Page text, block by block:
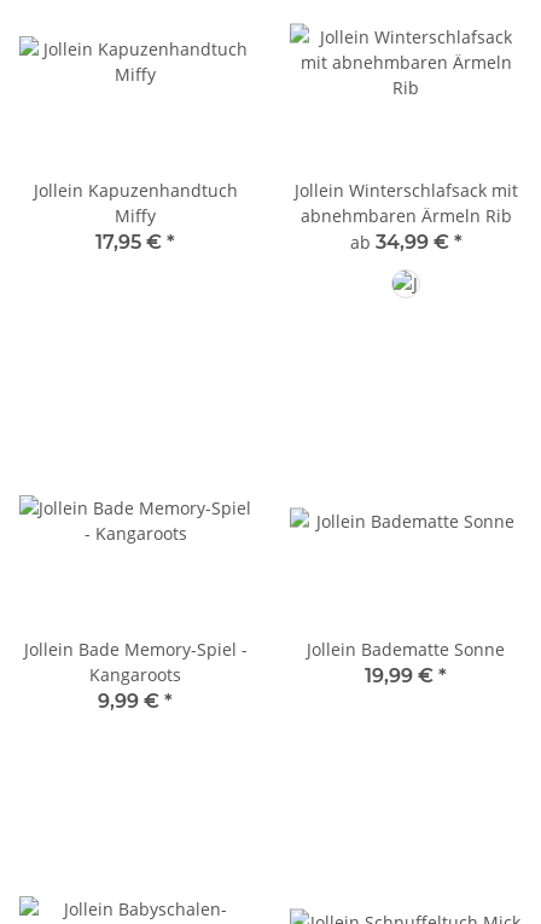
Jollein Kapuzenhandtuch
Miffy
17,95 € *
Jollein Winterschlafsack mit
abnehmbaren Ärmeln Rib
ab 34,99 € *
Jollein Bade Memory-Spiel -
Kangaroots
9,99 € *
Jollein Badematte Sonne
19,99 € *